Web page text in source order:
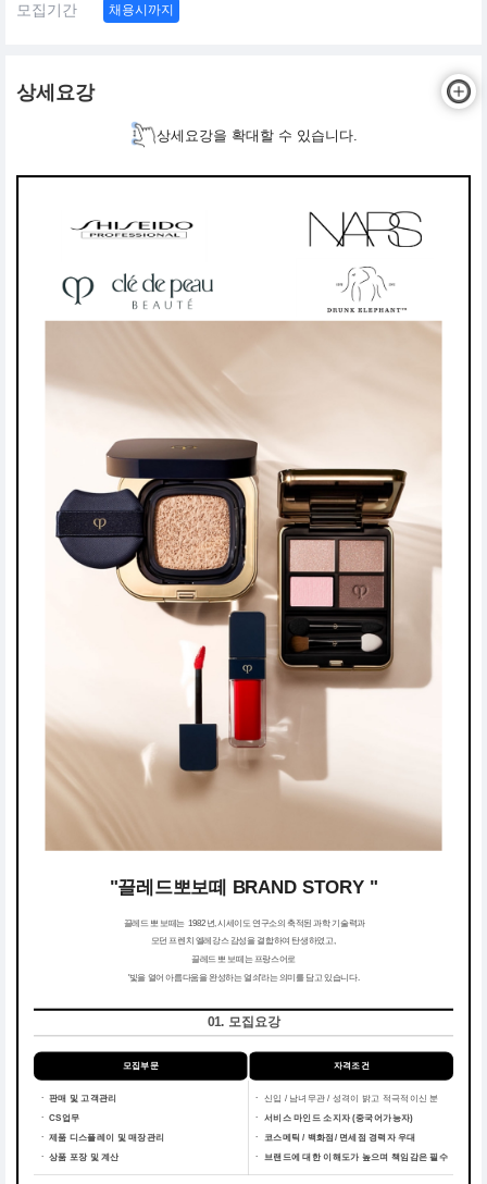
모집기간 채용시까지
상세요강
상세요강을 확대할 수 있습니다.
"끌레드뽀보떼 BRAND STORY "
끌레드 뽀 보떼는 1982년, 시세이도 연구소의 축적된 과학 기술력과
모던 프렌치 엘레강스 감성을 결합하여 탄생하였고,
끌레드 뽀 보떼는 프랑스어로
'빛을 열어 아름다움을 완성하는 열쇠'라는 의미를 담고 있습니다.
01. 모집요강
모집부문 자격조건
ㆍ 판매 및 고객관리
ㆍ CS업무
ㆍ 제품 디스플레이 및 매장관리
ㆍ 상품 포장 및 계산
ㆍ 신입 / 남녀무관 / 성격이 밝고 적극적이신 분
ㆍ 서비스 마인드 소지자 (중국어가능자)
ㆍ
코스메틱 / 백화점/ 면세점 경력자 우대
ㆍ 브랜드에 대한 이해도가 높으며 책임감은 필수